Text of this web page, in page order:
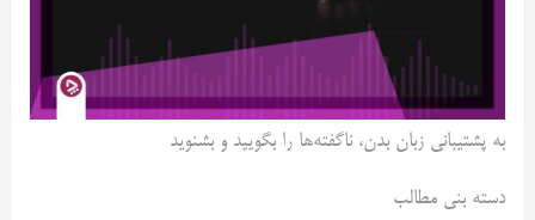
به پشتیبانی زبان بدن، ناگفته‌ها را بگویید و بشنوید
دسته بنی مطالب